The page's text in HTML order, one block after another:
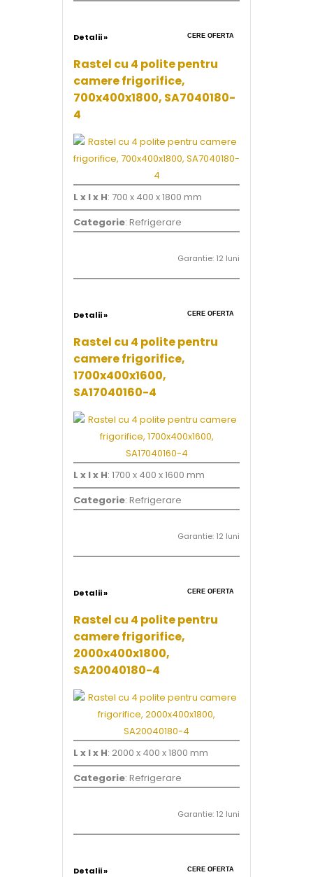
Detalii » CERE OFERTA
Rastel cu 4 polite pentru
camere frigorifice,
700x400x1800, SA7040180-
4
L x l x H: 700 x 400 x 1800 mm
Categorie: Refrigerare
Garantie: 12 luni
Detalii » CERE OFERTA
Rastel cu 4 polite pentru
camere frigorifice,
1700x400x1600,
SA17040160-4
L x l x H: 1700 x 400 x 1600 mm
Categorie: Refrigerare
Garantie: 12 luni
Detalii » CERE OFERTA
Rastel cu 4 polite pentru
camere frigorifice,
2000x400x1800,
SA20040180-4
L x l x H: 2000 x 400 x 1800 mm
Categorie: Refrigerare
Garantie: 12 luni
Detalii » CERE OFERTA